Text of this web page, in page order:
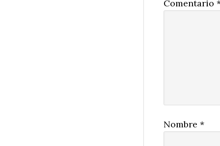
Comentario
Nombre *